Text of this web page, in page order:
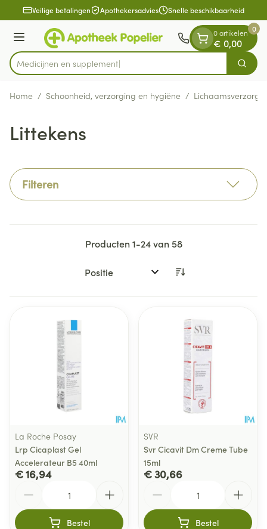
Ga naar de inhoud
1 van 1Veilige betalingen Apothekersadvies Snelle beschikbaarheid
Menu
Product, merk, categorie...
Medicij Zoek
0 artikelen
€ 0,00
0
Home / Schoonheid, verzorging en hygiëne /
Littekens
Filteren
Producten1-24van58
Sorteer op:
La Roche Posay
Lrp Cicaplast Gel
Accelerateur B5 40ml
€ 16,94
Bestel
SVR
Svr Cicavit Dm Creme Tube
15ml
€ 30,66
Bestel